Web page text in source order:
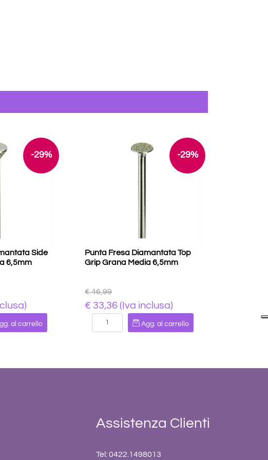
-29%
Side
6,5mm
al carrello
-29%
Punta Fresa Diamantata Top
Grip Grana Media 6,5mm
€ 46,99
€ 33,36 (Iva inclusa)
Quantità
Agg. al carrello
Assistenza Clienti
Tel: 0422.1498013